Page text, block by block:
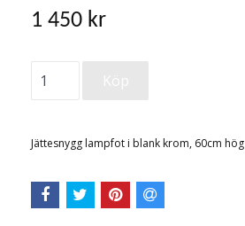
1 450 kr
Jättesnygg lampfot i blank krom, 60cm hög